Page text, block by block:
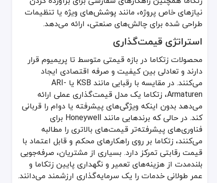
بررسی شماره سریال: هر محصول شامل شماره سریال قابل ردیابی است.
بررسی مدارک: اقلام اصل با گواهی‌ها و دفترچه‌های راهنما ارائه می‌شوند.
بازرسی مهرهای هولوگرافیک: به دنبال مهرهای ضد دستکاری برای
خرید از نمایندگان مجاز: فقط از توزیع‌کنندگانی که در وب‌سایت رسمی
این اقدامات از خرید محصولات تقلبی جلوگیری کرده و ایمنی و
زتکاما نمونه‌ای از قابلیت اطمینان، نوآوری و کیفیت در فناوری
برای اطلاعات بیشتر یا دریافت پشتیبانی، به وب‌سایت رسمی زتکاما
نیازهای خاص پروژه، مانند پوشش‌های ویژه یا تنظیمات
طراحی شده برای چالش‌های صنعتی، ارائه می‌دهد.
استراتژی قیمت‌گذاری
محصولات زتکاما در بازه قیمتی متوسط تا پریمیوم قرار
دارند و تعادلی بین کیفیت و صرفه اقتصادی ایجاد
می‌کنند. در مقایسه با رقبایی مانند KSB یا ARI-
Armaturen، زتکاما یک مدل قیمت‌گذاری عملی ارائه
می‌دهد بدون اینکه ویژگی‌های پیشرفته یا دوام را قربانی
کند. در حالی که برندهایی مانند Honeywell برای
فناوری‌های پیشرفته‌تر قیمت‌های بالاتری را مطالبه
می‌کنند، زتکاما بر روی راهکارهای محکم و قابل اعتماد با
قیمت رقابتی تمرکز دارد. بسیاری از مشتریان، صرفه‌جویی
بلندمدت از هزینه‌های تعمیر و نگهداری پایین زتکاما و
عمر طولانی خدمات را یک سرمایه‌گذاری ارزشمند می‌دانند.